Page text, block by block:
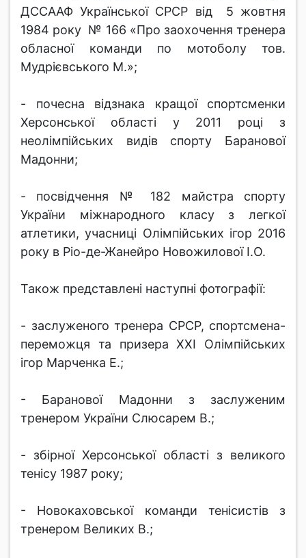
ДССААФ Української СРСР від 5 жовтня
1984 року № 166 «Про заохочення тренера
обласної команди по мотоболу тов.
Мудрієвського М.»;
- почесна відзнака кращої спортсменки
Херсонської області у 2011 році з
неолімпійських видів спорту Баранової
Мадонни;
- посвідчення № 182 майстра спорту
України міжнародного класу з легкої
атлетики, учасниці Олімпійських ігор 2016
року в Ріо-де-Жанейро Новожилової І.О.
Також представлені наступні фотографії:
- заслуженого тренера СРСР, спортсмена-
переможця та призера ХХІ Олімпійських
ігор Марченка Е.;
- Баранової Мадонни з заслуженим
тренером України Слюсарем В.;
- збірної Херсонської області з великого
тенісу 1987 року;
- Новокаховської команди тенісистів з
тренером Великих В.;